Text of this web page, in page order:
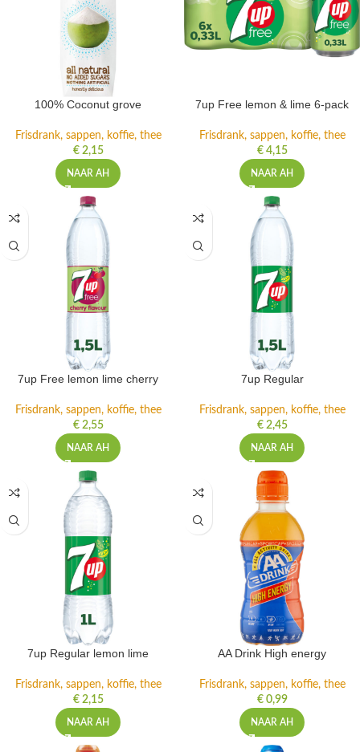
100% Coconut grove
Frisdrank, sappen, koffie, thee
€2,15
NAAR AH
7up Free lemon & lime 6-pack
Frisdrank, sappen, koffie, thee
€4,15
NAAR AH
7up Free lemon lime cherry
Frisdrank, sappen, koffie, thee
€2,55
NAAR AH
7up Regular
Frisdrank, sappen, koffie, thee
€2,45
NAAR AH
7up Regular lemon lime
Frisdrank, sappen, koffie, thee
€2,15
NAAR AH
AA Drink High energy
Frisdrank, sappen, koffie, thee
€0,99
NAAR AH